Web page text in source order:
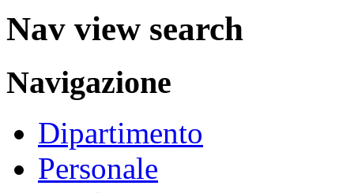
Nav view search
Navigazione
Dipartimento
Personale